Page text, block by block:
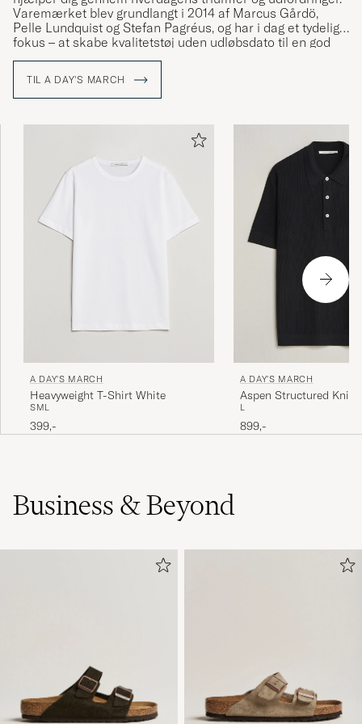
Varemærket blev grundlangt i 2014 af Marcus Gårdö,
Pelle Lundquist og Stefan Pagréus, og har i dag et tydeligt
fokus – at skabe kvalitetstøj uden udløbsdato til en god
pris, uden at give afkald på sine høje miljøambitioner.
TIL A DAY'S MARCH
A DAY'S MARCH
Heavyweight T-Shirt White
SML
399,-
A DAY'S MARCH
Aspen Structured
Black
L
899,-
Business & Beyond